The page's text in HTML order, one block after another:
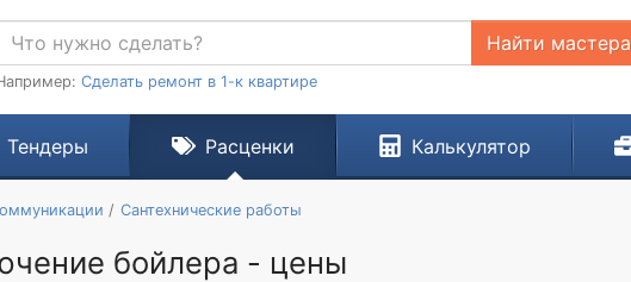
Найти мастера
Сделать ремонт в 1-к квартире
Тендеры Расценки Калькулятор
Сантехнические работы
бойлера - цены